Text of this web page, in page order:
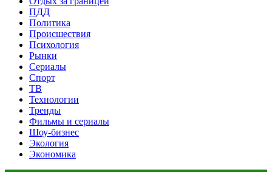
ПДД
Политика
Происшествия
Психология
Рынки
Сериалы
Спорт
ТВ
Технологии
Тренды
Фильмы и сериалы
Шоу-бизнес
Экология
Экономика